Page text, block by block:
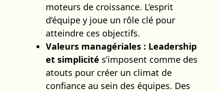
moteurs de croissance. L’esprit
d’équipe y joue un rôle clé pour
atteindre ces objectifs.
Valeurs managériales : Leadership
et simplicité s’imposent comme des
atouts pour créer un climat de
confiance au sein des équipes. Des